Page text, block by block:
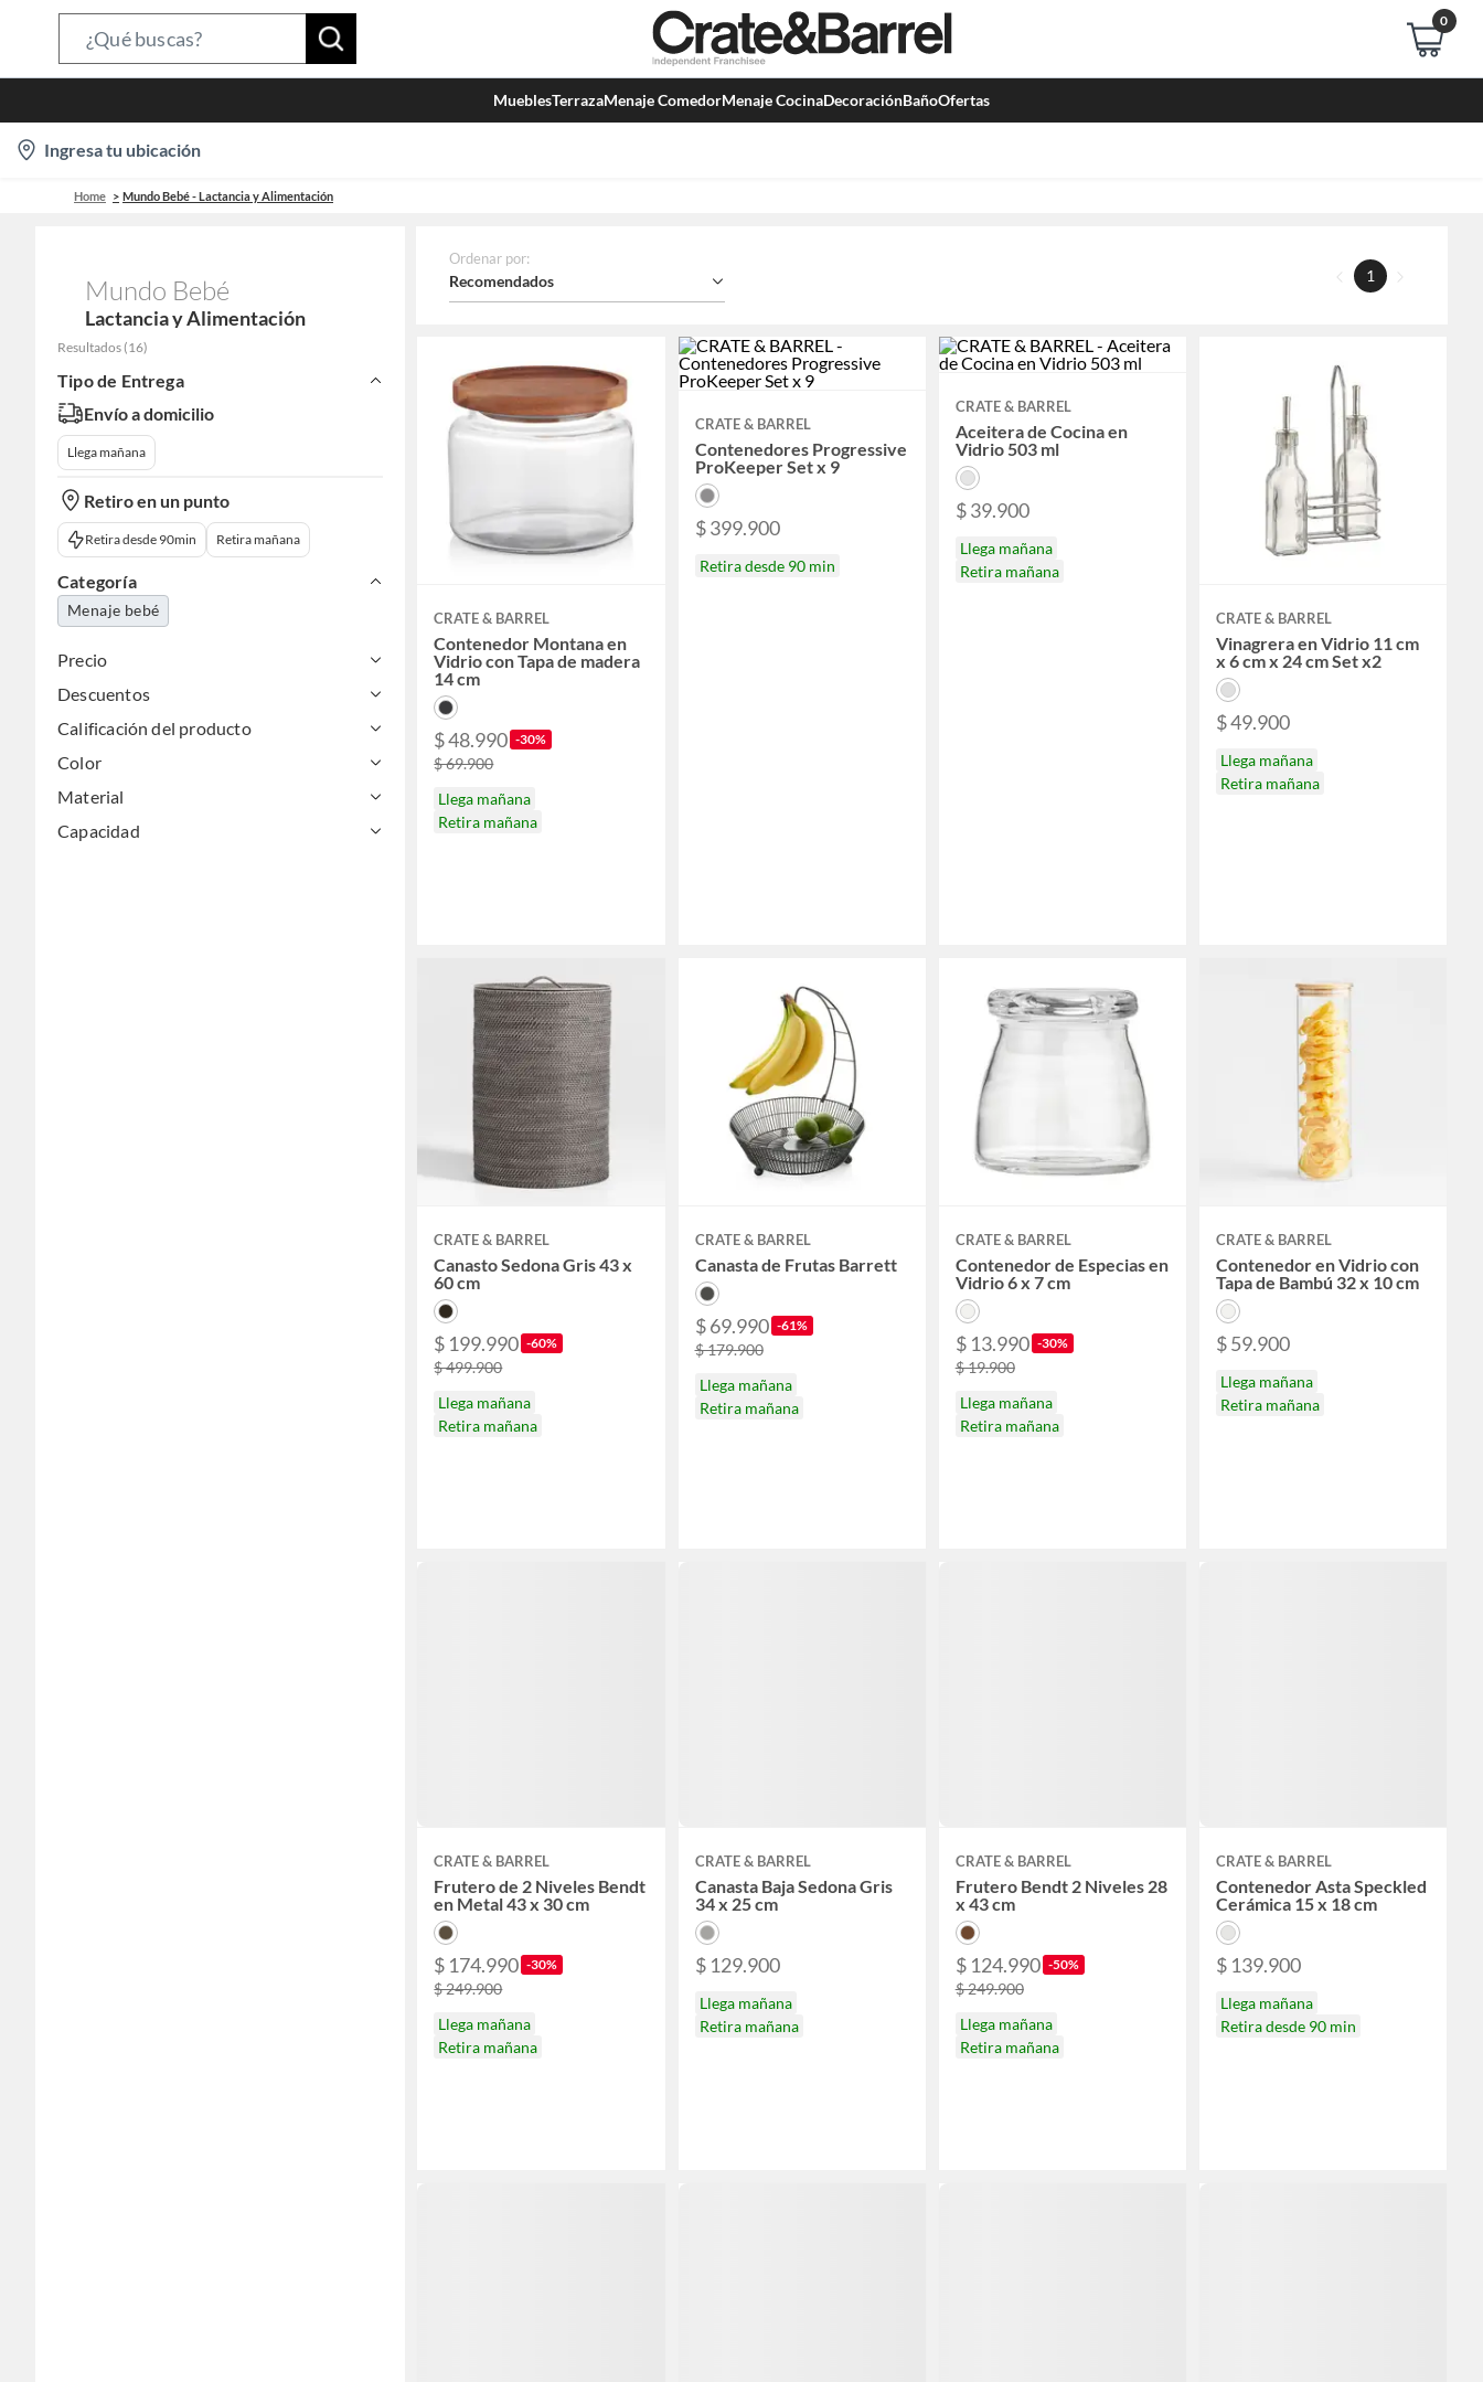
Bar
0
MueblesTerrazaMenaje ComedorMenaje CocinaDecoraciónBañoOfertas
location-
icon
Ingresa tu ubicación
Home Mundo Bebé - Lactancia y Alimentación
Mundo Bebé
Lactancia y Alimentación
Resultados (16)
Tipo de Entrega
Envío a domicilio
Llega mañana
Retiro en un punto
Retira desde 90min Retira mañana
Categoría
Menaje bebé
Precio
Descuentos
Calificación del producto
Color
Material
Capacidad
Ordenar por:
Recomendados 1
CRATE & BARREL
Contenedor Montana en
Vidrio con Tapa de madera
14 cm
$ 48.990 -30%
$ 69.900
Llega mañana
Retira mañana
CRATE & BARREL
Contenedores Progressive
ProKeeper Set x 9
$ 399.900
Retira desde 90 min
CRATE & BARREL
Aceitera de Cocina en
Vidrio 503 ml
$ 39.900
Llega mañana
Retira mañana
CRATE & BARREL
Vinagrera en Vidrio 11 cm
x 6 cm x 24 cm Set x2
$ 49.900
Llega mañana
Retira mañana
CRATE & BARREL
Canasto Sedona Gris 43 x
60 cm
$ 199.990 -60%
$ 499.900
Llega mañana
Retira mañana
CRATE & BARREL
Canasta de Frutas Barrett
$ 69.990 -61%
$ 179.900
Llega mañana
Retira mañana
CRATE & BARREL
Contenedor de Especias en
Vidrio 6 x 7 cm
$ 13.990 -30%
$ 19.900
Llega mañana
Retira mañana
CRATE & BARREL
Contenedor en Vidrio con
Tapa de Bambú 32 x 10 cm
$ 59.900
Llega mañana
Retira mañana
CRATE & BARREL
Frutero de 2 Niveles Bendt
en Metal 43 x 30 cm
$ 174.990 -30%
$ 249.900
Llega mañana
Retira mañana
CRATE & BARREL
Canasta Baja Sedona Gris
34 x 25 cm
$ 129.900
Llega mañana
Retira mañana
CRATE & BARREL
Frutero Bendt 2 Niveles 28
x 43 cm
$ 124.990 -50%
$ 249.900
Llega mañana
Retira mañana
CRATE & BARREL
Contenedor Asta Speckled
Cerámica 15 x 18 cm
$ 139.900
Llega mañana
Retira desde 90 min